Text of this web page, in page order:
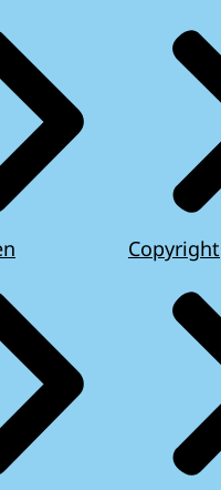
Copyright